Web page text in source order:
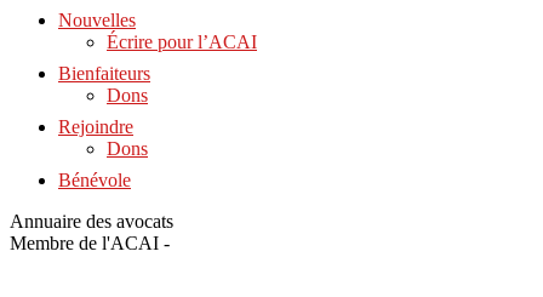
Nouvelles
Écrire pour l’ACAI
Bienfaiteurs
Dons
Rejoindre
Dons
Bénévole
Annuaire des avocats
Membre de l'ACAI -